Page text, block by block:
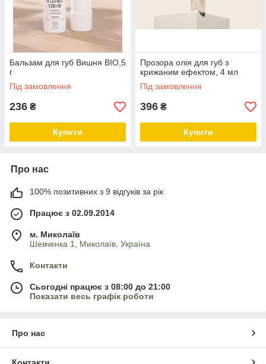
Бальзам для губ Вишня BIO,5
г
Під замовлення
236 ₴
Купити
Прозора олія для губ з
крижаним ефектом, 4 мл
Під замовлення
396 ₴
Купити
Про нас
100% позитивних з 9 відгуків за рік
Працює з 02.09.2014
м. Миколаїв
Шевченка 1, Миколаїв, Україна
Контакти
Сьогодні працює з 08:00 до 21:00
Показати весь графік роботи
Про нас